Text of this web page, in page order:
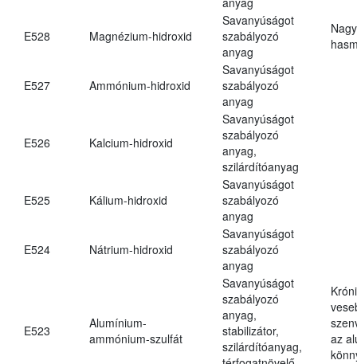
E528 Magnézium-hidroxid
Savanyúságot
szabályozó
anyag
E527 Ammónium-hidroxid
Savanyúságot
szabályozó
anyag
E526 Kalcium-hidroxid
Savanyúságot
szabályozó
anyag,
szilárdítóanyag
E525 Kálium-hidroxid
Savanyúságot
szabályozó
anyag
E524 Nátrium-hidroxid
Savanyúságot
szabályozó
anyag
E523
Alumínium-
ammónium-szulfát
Savanyúságot
szabályozó
anyag,
stabilizátor,
szilárdítóanyag,
az